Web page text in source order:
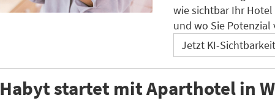
wie sichtbar Ihr
und wo Sie Potenzial
Jetzt KI-
Habyt startet mit Aparthotel in